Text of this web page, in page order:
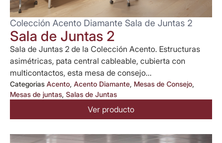
Colección Acento Diamante Sala de Juntas 2
Sala de Juntas 2
Sala de Juntas 2 de la Colección Acento. Estructuras
asimétricas, pata central cableable, cubierta con
multicontactos, esta mesa de consejo...
Categorias Acento, Acento Diamante, Mesas de Consejo,
Mesas de juntas, Salas de Juntas
Ver producto